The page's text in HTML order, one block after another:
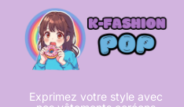
Exprimez votre style avec